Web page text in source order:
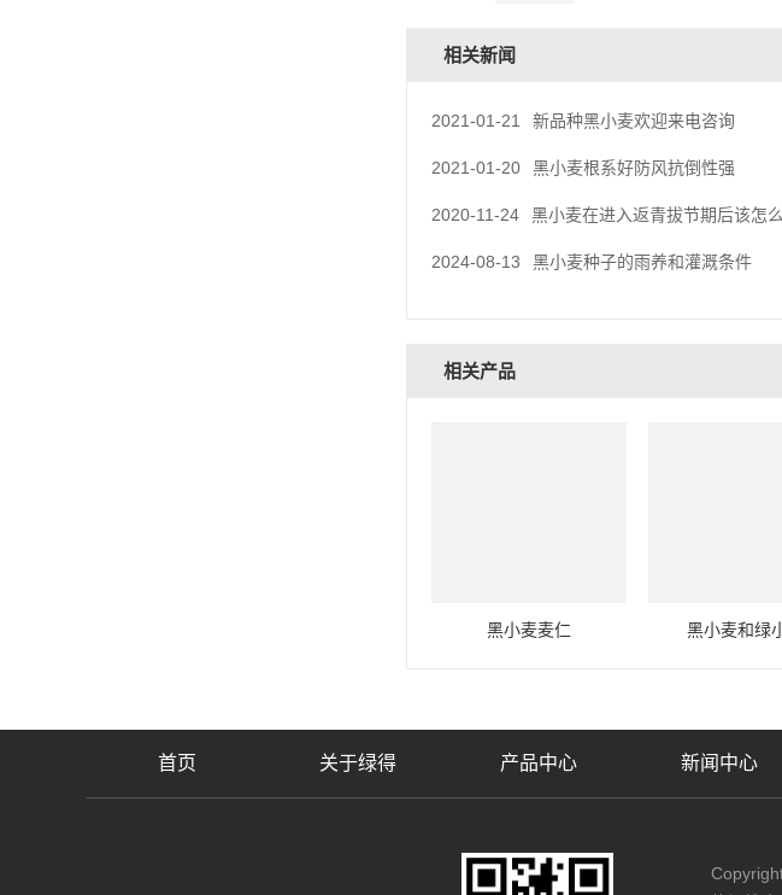
相关新闻
2021-01-21 新品种黑小麦欢迎来电咨询
2021-01-20 黑小麦根系好防风抗倒性强
2020-11-24 黑小麦在进入返青拔节期后该怎
2024-08-13 黑小麦种子的雨养和灌溉条件
相关产品
黑小麦麦仁 黑小麦和绿
首页 关于绿得 产品中心 新闻中心